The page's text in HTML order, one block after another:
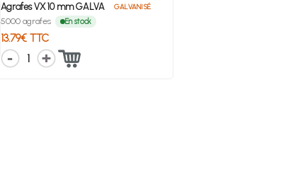
Agrafes VX 10 mm GALVA GALVANISÉ
5000 agrafes En stock
13.79€ TTC
1